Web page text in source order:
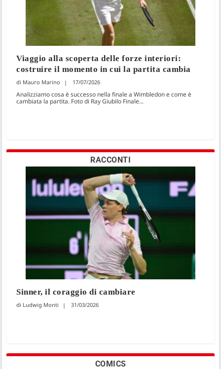
Viaggio alla scoperta delle forze interiori:
costruire il momento in cui la partita cambia
Mauro Marino 17/07/2026
Analizziamo cosa è successo nella finale a Wimbledon e come è
cambiata la partita. Foto di Ray Giubilo Finale...
RACCONTI
Sinner, il coraggio di cambiare
Ludwig Monti 31/03/2026
COMICS